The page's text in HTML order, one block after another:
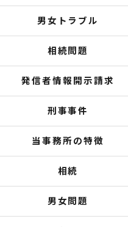
男女トラブル
相続問題
発信者情報開示請求
刑事事件
当事務所の特徴
相続
男女問題